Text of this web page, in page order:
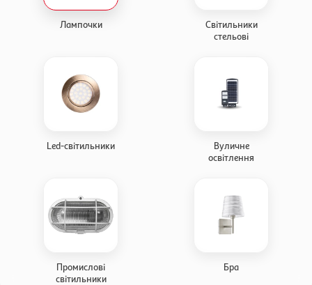
Лампочки
Світильники
стельові
Led-світильники
Вуличне
освітлення
Промислові
світильники
Бра